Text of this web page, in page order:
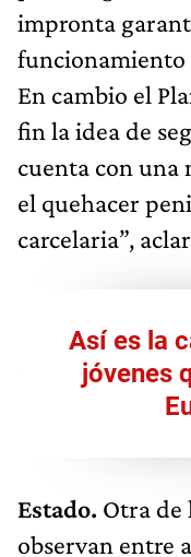
impronta
funcionamiento
En cambio el
fin la idea de
cuenta con una
el quehacer
carcelaria”,
Así es la
jóvenes
Estado. Otra de
observan entre